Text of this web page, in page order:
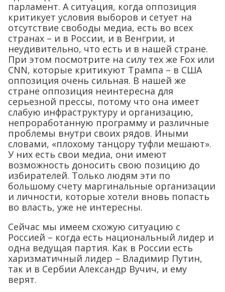
парламент. А ситуация, когда оппозиция
критикует условия выборов и сетует на
отсутствие свободы медиа, есть во всех
странах – и в России, и в Венгрии, и
неудивительно, что есть и в нашей стране.
При этом посмотрите на силу тех же Fox или
CNN, которые критикуют Трампа – в США
оппозиция очень сильная. В нашей же
стране оппозиция неинтересна для
серьезной прессы, потому что она имеет
слабую инфраструктуру и организацию,
непроработанную программу и различные
проблемы внутри своих рядов. Иными
словами, «плохому танцору туфли мешают».
У них есть свои медиа, они имеют
возможность доносить свою позицию до
избирателей. Только людям эти по
большому счету маргинальные организации
и личности, которые хотели вновь попасть
во власть, уже не интересны.
Сейчас мы имеем схожую ситуацию с
Россией – когда есть национальный лидер и
одна ведущая партия. Как в России есть
харизматичный лидер – Владимир Путин,
так и в Сербии Александр Вучич, и ему
верят.